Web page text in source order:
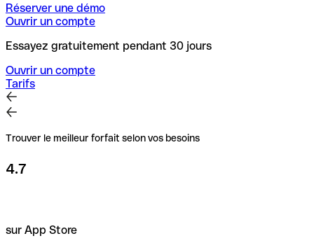
Réserver une démo
Ouvrir un compte
Essayez gratuitement pendant 30 jours
Ouvrir un compte
Tarifs
Trouver le meilleur forfait selon vos besoins
4.7
sur App Store